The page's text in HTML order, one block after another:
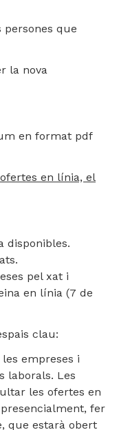
que
la nova
en format pdf
en línia, el
disponibles.
pel xat i
en línia (7 de
clau:
empreses i
laborals. Les
les ofertes en
fer
que estarà obert